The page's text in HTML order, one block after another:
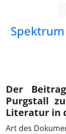
Der
Purgstall
Literatur in
Art des